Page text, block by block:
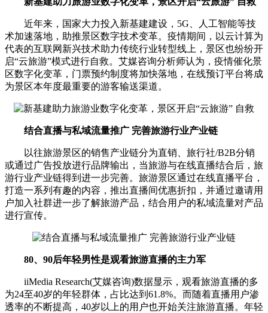
近年来，国家大力投入新基建建设，5G、人工智能等技
术加速落地，助推景区数字技术变革。疫情期间，以云计算为
代表的互联网新兴技术助力传统行业转型线上，景区也纷纷开
启“云旅游”模式进行自救。艾媒咨询分析师认为，疫情催化景
区数字化变革，门票预约制度将加快落地，在线预订平台将成
为景区本年度最重要的游客输送渠道。
结合直播与私域流量推广 完善旅游行业产业链
以往旅游景区的销售产业链分为直销、旅行社/B2B分销
或通过广告投放进行品牌输出，当旅游与在线直播结合后，旅
游行业产业链得到进一步完善。旅游景区通过在线直播平台，
打造一系列有趣的内容，推出直播间优惠折扣，并通过邀请用
户加入社群进一步了解旅游产品，结合用户的私域流量对产品
进行宣传。
80、90后年轻男性是观看旅游直播的主力军
iiMedia Research(艾媒咨询)数据显示，观看旅游直播的多
为24至40岁的年轻群体，占比达到61.8%。而随着直播用户渗
透率的不断提高，40岁以上的用户也开始关注旅游直播。年轻